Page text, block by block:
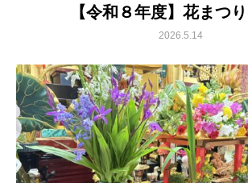
【令和８年度】花まつ
2026.5.14